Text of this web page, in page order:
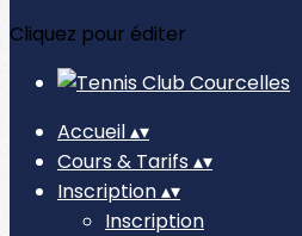
Cliquez pour éditer
Accueil▴▾
Cours & Tarifs▴▾
Inscription▴▾
Inscription